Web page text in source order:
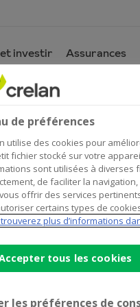
investir Assurances
Données de contact
Office &
Lepelstraat 37
Itinérairevers
l'agence
+3214/511962
de préférences
utilise des cookies pour
fichier stocké sur votre
sont utilisées à diverses
de faciliter la
offrir des services
certains types de
plus d’informations
tous les cookies
les préférences de